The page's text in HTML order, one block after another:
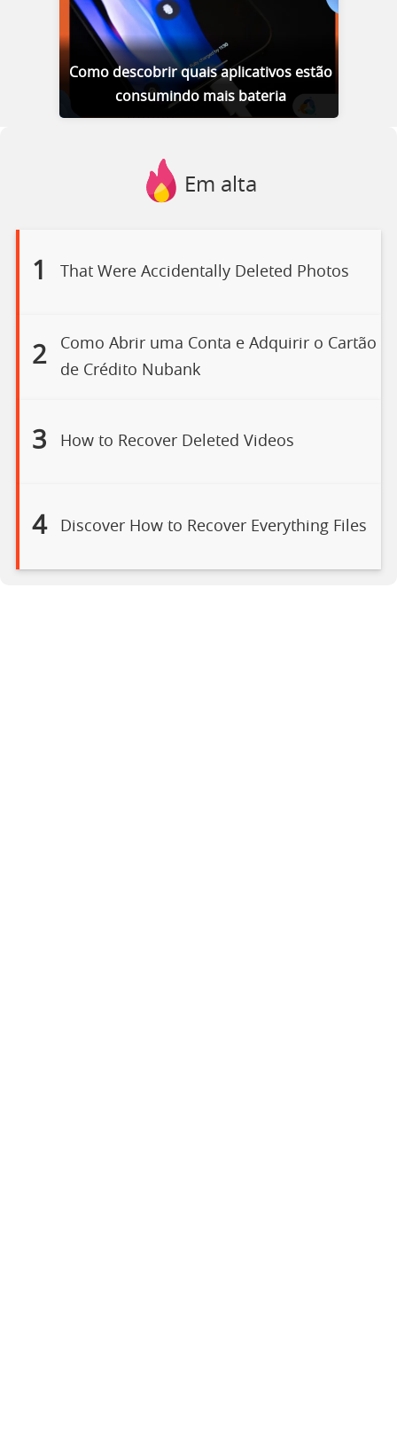
Como descobrir quais aplicativos estão
consumindo mais bateria
Em alta
1 That Were Accidentally Deleted Photos
2
Como Abrir uma Conta e Adquirir o Cartão
de Crédito Nubank
3 How to Recover Deleted Videos
4 Discover How to Recover Everything Files